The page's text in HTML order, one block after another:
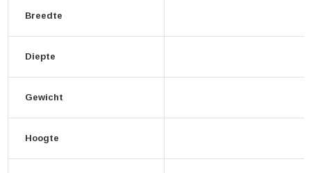
Breedte
Diepte
Gewicht
Hoogte